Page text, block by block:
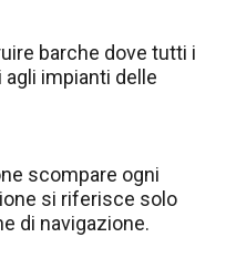
barche dove tutti i
impianti delle
scompare ogni
si riferisce solo
di navigazione.